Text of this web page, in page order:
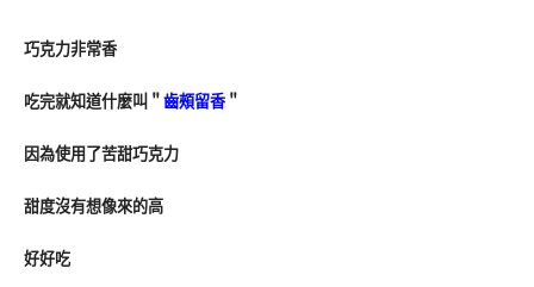
巧克力非常香
吃完就知道什麼叫＂ 齒頰留香 ＂
因為使用了苦甜巧克力
甜度沒有想像來的高
好好吃